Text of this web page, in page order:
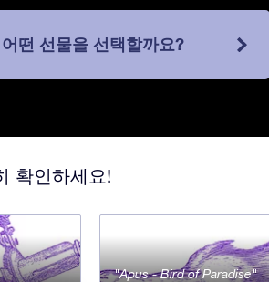
어떤 선물을 선택할까요?
확인하세요!
Apus - Bird of Paradise